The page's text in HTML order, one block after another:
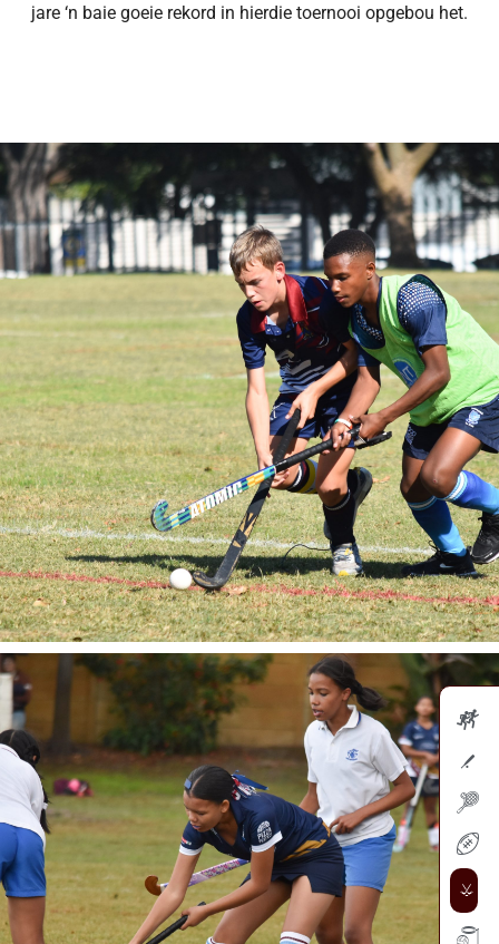
jare ‘n baie goeie rekord in hierdie toernooi opgebou het.